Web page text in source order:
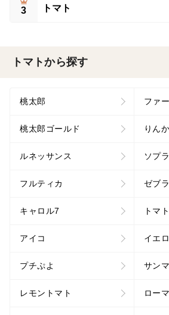
3 トマト
トマトから探す
桃太郎 ファ
桃太郎ゴールド りん
ルネッサンス ソプ
フルティカ ゼブ
キャロル7 トマ
アイコ イエ
プチぷよ サン
レモントマト ロー